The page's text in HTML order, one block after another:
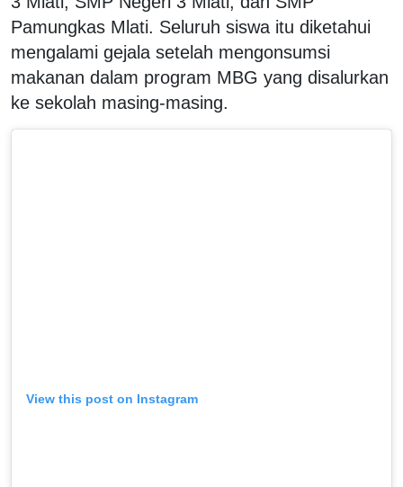
Pamungkas Mlati. Seluruh siswa itu diketahui
mengalami gejala setelah mengonsumsi
makanan dalam program MBG yang disalurkan
ke sekolah masing-masing.
View this post on Instagram